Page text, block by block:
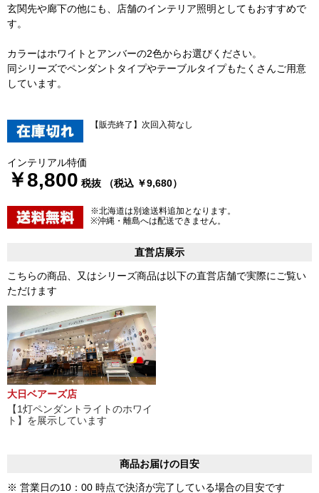
玄関先や廊下の他にも、店舗のインテリア照明としてもおすすめで
す。
カラーはホワイトとアンバーの2色からお選びください。
同シリーズでペンダントタイプやテーブルタイプもたくさんご用意
しています。
【販売終了】次回入荷なし
インテリアル特価
￥8,800 税抜 （税込 ￥9,680）
※北海道は別途送料追加となります。
※沖縄・離島へは配送できません。
直営店展示
こちらの商品、又はシリーズ商品は以下の直営店舗で実際にご覧い
ただけます
大日ベアーズ店
【1灯ペンダントライトのホワイ
ト】を展示しています
商品お届けの目安
※ 営業日の10：00 時点で決済が完了している場合の目安です